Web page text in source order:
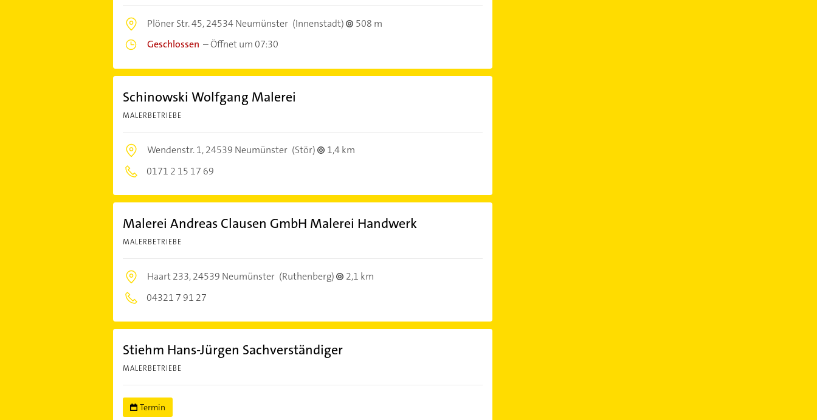
Plöner Str. 45,24534 Neumünster (Innenstadt)
508 m
Geschlossen –Öffnet um 07:30
Schinowski Wolfgang Malerei
MALERBETRIEBE
Wendenstr. 1,24539 Neumünster (Stör)
1,4 km
0171 2 15 17 69
Malerei Andreas Clausen GmbH Malerei Handwerk
MALERBETRIEBE
Haart 233,24539 Neumünster (Ruthenberg)
2,1 km
04321 7 91 27
Stiehm Hans-Jürgen Sachverständiger
MALERBETRIEBE
Termin